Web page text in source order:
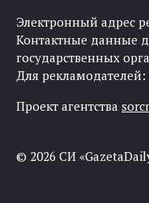
Электронный адрес
Контактные данные
государственных
Для рекламодателей:
Проект агентства
© 2026 СИ